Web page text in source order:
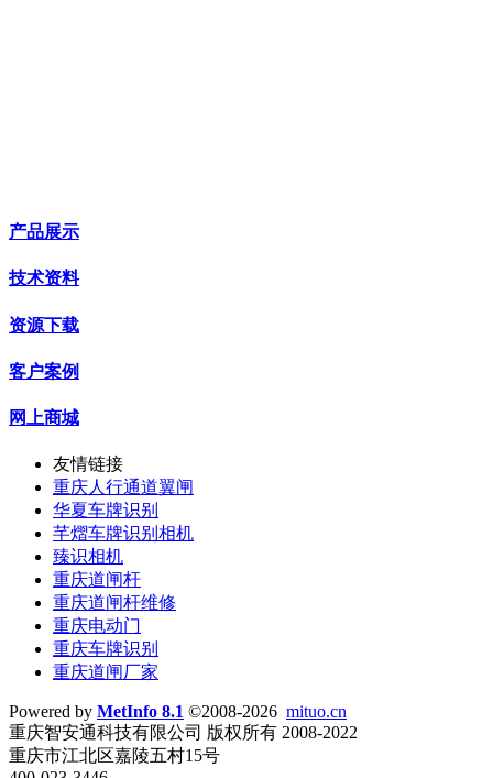
产品展示
技术资料
资源下载
客户案例
网上商城
友情链接
重庆人行通道翼闸
华夏车牌识别
芊熠车牌识别相机
臻识相机
重庆道闸杆
重庆道闸杆维修
重庆电动门
重庆车牌识别
重庆道闸厂家
Powered by MetInfo 8.1 ©2008-2026 mituo.cn
重庆智安通科技有限公司 版权所有 2008-2022
重庆市江北区嘉陵五村15号